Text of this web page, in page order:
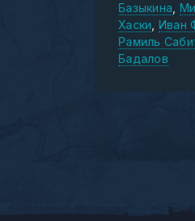
Базыкина
Хаски Иван
Рамиль
Бадалов